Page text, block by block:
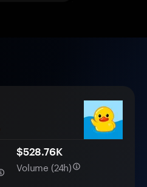
$528.76K
Volume (24h)